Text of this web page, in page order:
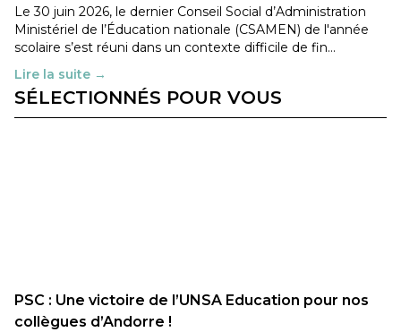
Le 30 juin 2026, le dernier Conseil Social d’Administration
Ministériel de l’Éducation nationale (CSAMEN) de l'année
scolaire s’est réuni dans un contexte difficile de fin…
Lire la suite →
SÉLECTIONNÉS POUR VOUS
PSC : Une victoire de l’UNSA Education pour nos
collègues d’Andorre !